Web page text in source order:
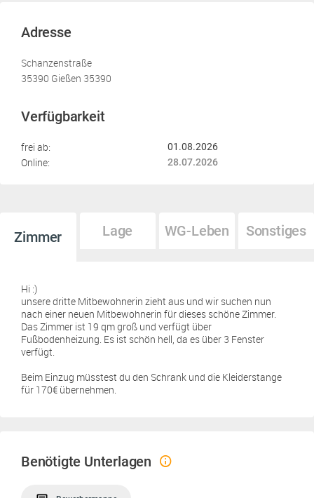
Adresse
Schanzenstraße
35390 Gießen 35390
Verfügbarkeit
frei ab: 01.08.2026
Online: 28.07.2026
Zimmer Lage WG-Leben Sonstiges
Hi :)
unsere dritte Mitbewohnerin zieht aus und wir suchen nun
nach einer neuen Mitbewohnerin für dieses schöne Zimmer.
Das Zimmer ist 19 qm groß und verfügt über
Fußbodenheizung. Es ist schön hell, da es über 3 Fenster
verfügt.
Beim Einzug müsstest du den Schrank und die Kleiderstange
für 170€ übernehmen.
Benötigte Unterlagen